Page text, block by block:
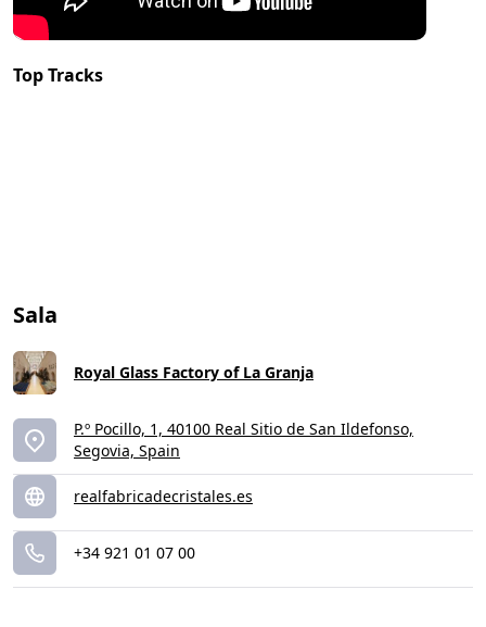
Top Tracks
Sala
Royal Glass Factory of La Granja
P.º Pocillo, 1, 40100 Real Sitio de San Ildefonso,
Segovia, Spain
realfabricadecristales.es
+34 921 01 07 00